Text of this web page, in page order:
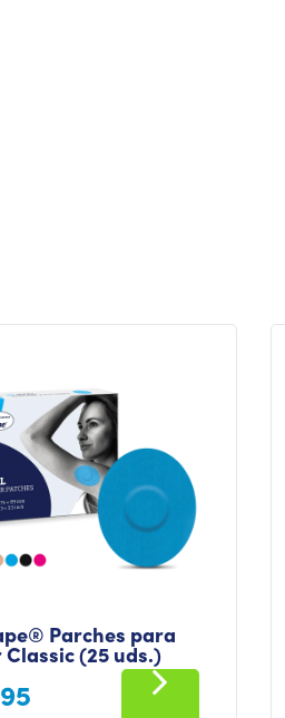
Parches para
Classic (25 uds.)